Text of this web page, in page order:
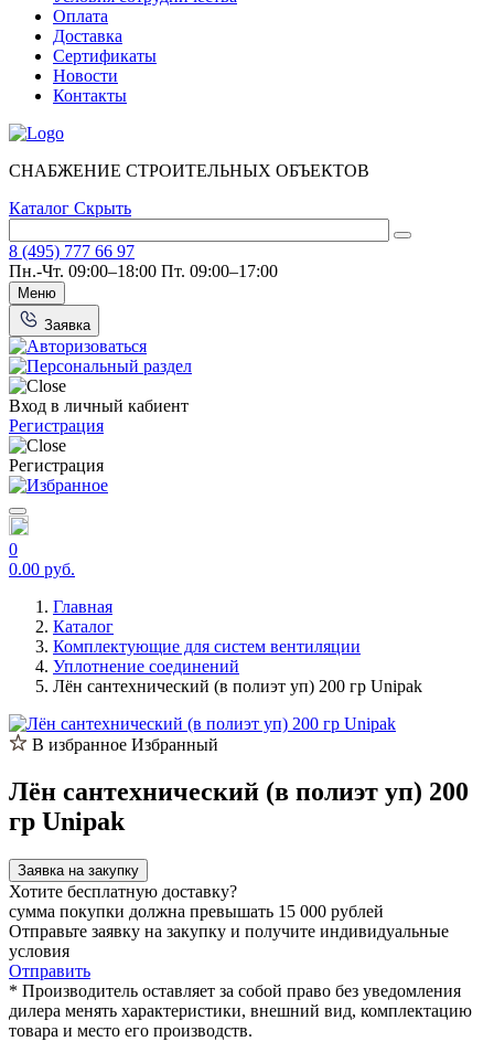
Оплата
Доставка
Сертификаты
Новости
Контакты
СНАБЖЕНИЕ СТРОИТЕЛЬНЫХ ОБЪЕКТОВ
Каталог Скрыть
8 (495) 777 66 97
Пн.-Чт. 09:00–18:00 Пт. 09:00–17:00
Меню
Заявка
Вход в личный кабиент
Регистрация
Регистрация
0
0.00 руб.
Главная
Каталог
Комплектующие для систем вентиляции
Уплотнение соединений
Лён сантехнический (в полиэт уп) 200 гр Unipak
В избранное Избранный
Лён сантехнический (в полиэт уп) 200
гр Unipak
Заявка на закупку
Хотите бесплатную доставку?
сумма покупки должна превышать 15 000 рублей
Отправьте заявку на закупку и получите индивидуальные
условия
Отправить
* Производитель оставляет за собой право без уведомления
дилера менять характеристики, внешний вид, комплектацию
товара и место его производств.